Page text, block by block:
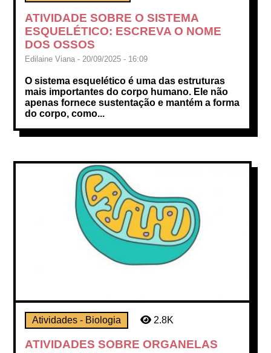
ATIVIDADE SOBRE O SISTEMA
ESQUELÉTICO: ESCREVA O NOME
DOS OSSOS
Edilaine Viana - 20/09/2025 - 16:09
O sistema esquelético é uma das estruturas
mais importantes do corpo humano. Ele não
apenas fornece sustentação e mantém a forma
do corpo, como...
Atividades - Biologia 2.8K
ATIVIDADES SOBRE ORGANELAS